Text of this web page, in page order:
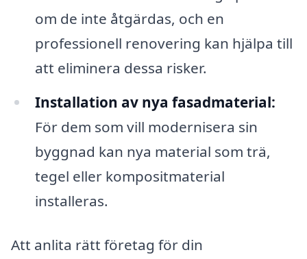
om de inte åtgärdas, och en
professionell renovering kan hjälpa till
att eliminera dessa risker.
Installation av nya fasadmaterial:
För dem som vill modernisera sin
byggnad kan nya material som trä,
tegel eller kompositmaterial
installeras.
Att anlita rätt företag för din